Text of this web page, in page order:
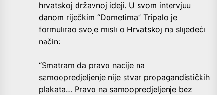
hrvatskoj državnoj ideji. U svom intervjuu
danom riječkim “Dometima” Tripalo je
formulirao svoje misli o Hrvatskoj na slijedeći
način:
“Smatram da pravo nacije na
samoopredjeljenje nije stvar propagandističkih
plakata… Pravo na samoopredjeljenje bez